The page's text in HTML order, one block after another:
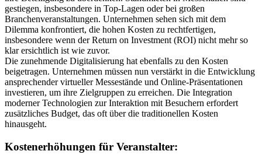
gestiegen, insbesondere in Top-Lagen oder bei großen
Branchenveranstaltungen. Unternehmen sehen sich mit dem
Dilemma konfrontiert, die hohen Kosten zu rechtfertigen,
insbesondere wenn der Return on Investment (ROI) nicht mehr so
klar ersichtlich ist wie zuvor.
Die zunehmende Digitalisierung hat ebenfalls zu den Kosten
beigetragen. Unternehmen müssen nun verstärkt in die Entwicklung
ansprechender virtueller Messestände und Online-Präsentationen
investieren, um ihre Zielgruppen zu erreichen. Die Integration
moderner Technologien zur Interaktion mit Besuchern erfordert
zusätzliches Budget, das oft über die traditionellen Kosten
hinausgeht.
Kostenerhöhungen für Veranstalter: